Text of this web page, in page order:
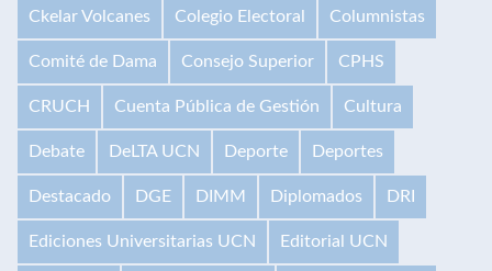
Ckelar Volcanes Colegio Electoral Columnistas
Comité de Dama Consejo Superior CPHS
CRUCH Cuenta Pública de Gestión Cultura
Debate DeLTA UCN Deporte Deportes
Destacado DGE DIMM Diplomados DRI
Ediciones Universitarias UCN Editorial UCN